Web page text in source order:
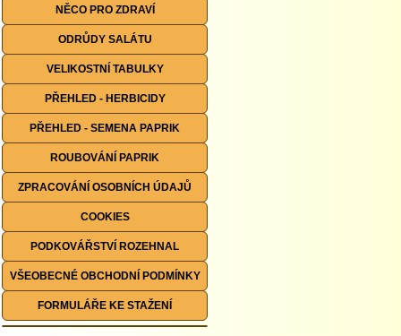
NĚCO PRO ZDRAVÍ
ODRŮDY SALÁTU
VELIKOSTNÍ TABULKY
PŘEHLED - HERBICIDY
PŘEHLED - SEMENA PAPRIK
ROUBOVÁNÍ PAPRIK
ZPRACOVÁNÍ OSOBNÍCH ÚDAJŮ
COOKIES
PODKOVÁŘSTVÍ ROZEHNAL
VŠEOBECNÉ OBCHODNÍ PODMÍNKY
FORMULÁŘE KE STAŽENÍ